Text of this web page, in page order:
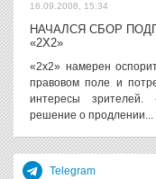
16.09.2008, 15:34
НАЧАЛСЯ СБОР
«2X2»
«2x2» намерен
правовом поле и
интересы зрителей.
решение о продлении...
Telegram